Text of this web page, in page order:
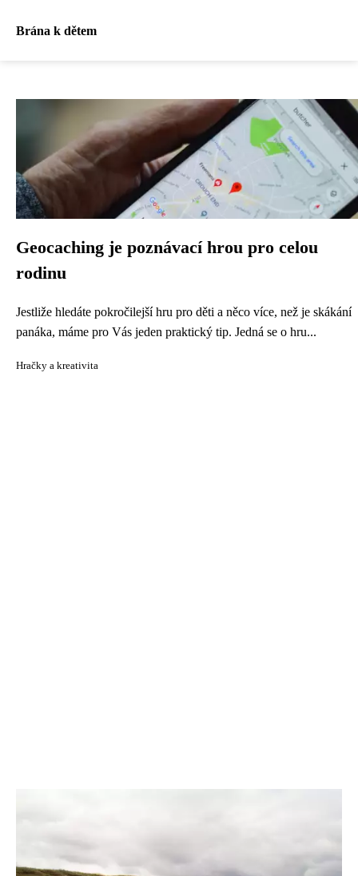
Brána k dětem
Geocaching je poznávací hrou pro celou
rodinu
Jestliže hledáte pokročilejší hru pro děti a něco více, než je skákání
panáka, máme pro Vás jeden praktický tip. Jedná se o hru...
Hračky a kreativita